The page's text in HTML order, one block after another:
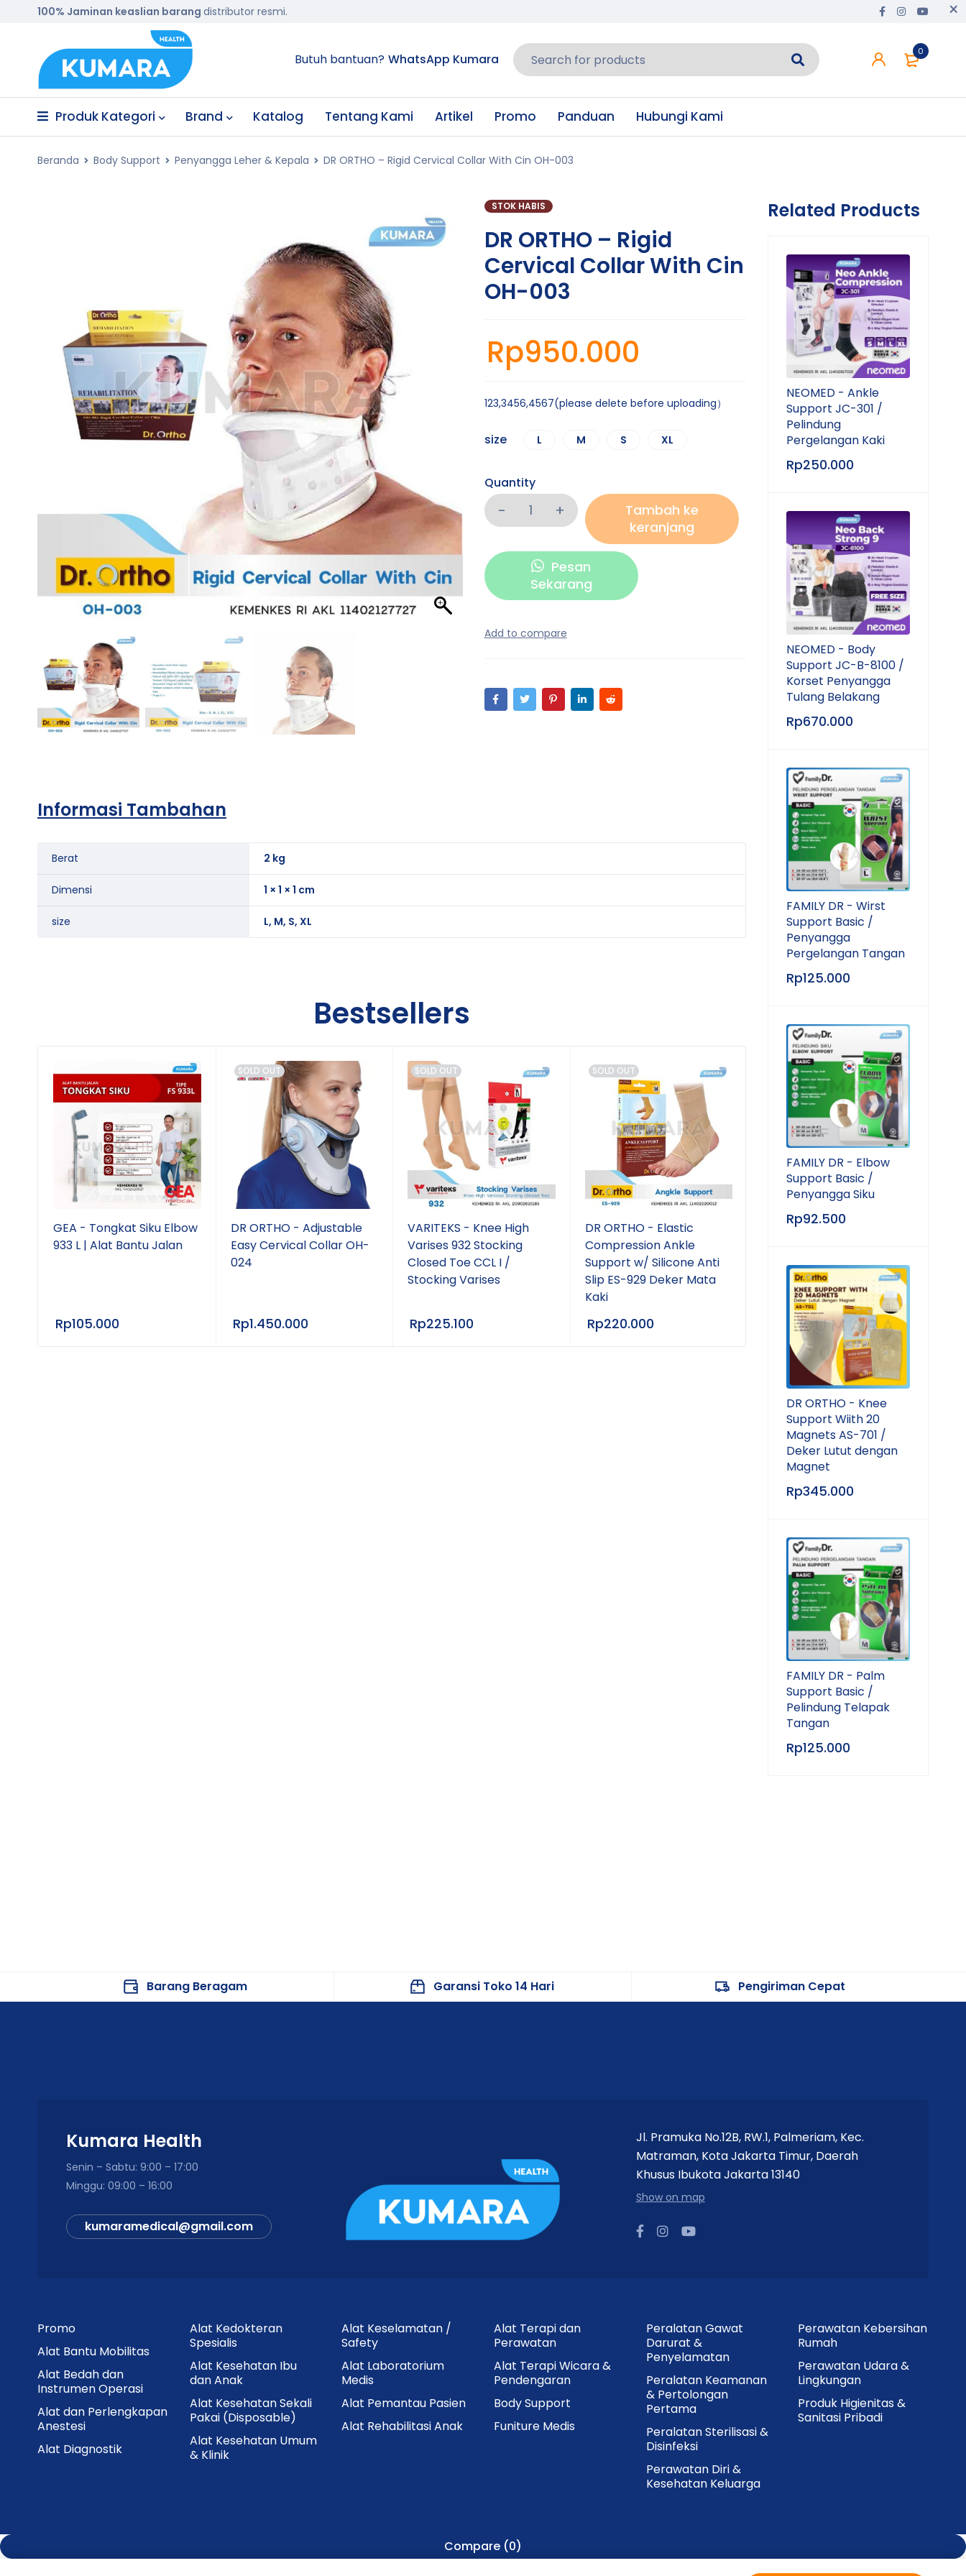
100% Jaminan keaslian barang distributor resmi.
0
Butuh bantuan? WhatsApp Kumara
Produk Kategori Brand Katalog Tentang Kami Artikel Promo Panduan Hubungi Kami
Beranda Body Support Penyangga Leher & Kepala DR ORTHO – Rigid Cervical Collar With Cin OH-003
STOK HABIS
DR ORTHO – Rigid
Cervical Collar With Cin
OH-003
Rp950.000
123,3456,4567(please delete before uploading）
size L M S XL
Quantity
Tambah ke
keranjang
Pesan
Sekarang
Informasi Tambahan
Berat 2 kg
Dimensi 1 × 1 × 1 cm
size L, M, S, XL
Bestsellers
GEA - Tongkat Siku Elbow
933 L | Alat Bantu Jalan
Rp105.000
SOLD OUT
DR ORTHO - Adjustable
Easy Cervical Collar OH-
024
Rp1.450.000
SOLD OUT
VARITEKS - Knee High
Varises 932 Stocking
Closed Toe CCL I /
Stocking Varises
Rp225.100
SOLD OUT
DR ORTHO - Elastic
Compression Ankle
Support w/ Silicone Anti
Slip ES-929 Deker Mata
Kaki
Rp220.000
SOLD OUT
DR ORTHO - Voguish
EB-777 / Korset Lumbar
Support 4 Stay
940.000
Related Products
NEOMED - Ankle
Support JC-301 /
Pelindung
Pergelangan Kaki
Rp250.000
NEOMED - Body
Support JC-B-8100 /
Korset Penyangga
Tulang Belakang
Rp670.000
FAMILY DR - Wirst
Support Basic /
Penyangga
Pergelangan Tangan
Rp125.000
FAMILY DR - Elbow
Support Basic /
Penyangga Siku
Rp92.500
DR ORTHO - Knee
Support Wiith 20
Magnets AS-701 /
Deker Lutut dengan
Magnet
Rp345.000
FAMILY DR - Palm
Support Basic /
Pelindung Telapak
Tangan
Rp125.000
Barang Beragam Garansi Toko 14 Hari Pengiriman Cepat
Kumara Health
Senin – Sabtu: 9:00 – 17:00
Minggu: 09:00 – 16:00
kumaramedical@gmail.com
Jl. Pramuka No.12B, RW.1, Palmeriam, Kec.
Matraman, Kota Jakarta Timur, Daerah
Khusus Ibukota Jakarta 13140
Show on map
Promo
Alat Bantu Mobilitas
Alat Bedah dan
Instrumen Operasi
Alat dan Perlengkapan
Anestesi
Alat Diagnostik
Alat Kedokteran
Spesialis
Alat Kesehatan Ibu
dan Anak
Alat Kesehatan Sekali
Pakai (Disposable)
Alat Kesehatan Umum
& Klinik
Alat Keselamatan /
Safety
Alat Laboratorium
Medis
Alat Pemantau Pasien
Alat Rehabilitasi Anak
Alat Terapi dan
Perawatan
Alat Terapi Wicara &
Pendengaran
Body Support
Funiture Medis
Peralatan Gawat
Darurat &
Penyelamatan
Peralatan Keamanan
& Pertolongan
Pertama
Peralatan Sterilisasi &
Disinfeksi
Perawatan Diri &
Kesehatan Keluarga
Perawatan Kebersihan
Rumah
Perawatan Udara &
Lingkungan
Produk Higienitas &
Sanitasi Pribadi
Compare (0)